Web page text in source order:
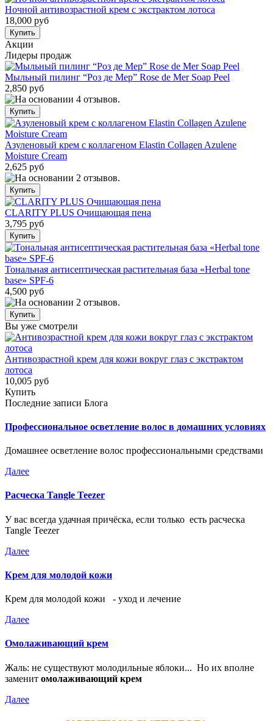
Ночной антивозрастной крем с экстрактом лотоса
18,000 руб
Акции
Лидеры продаж
Мыльный пилинг “Роз де Мер” Rose de Mer Soap Peel
2,850 руб
Азуленовый крем с коллагеном Elastin Collagen Azulene
Moisture Cream
2,625 руб
CLARITY PLUS Очищающая пена
3,795 руб
Тональная антисептическая растительная база «Herbal tone
base» SPF-6
4,500 руб
Вы уже смотрели
Антивозрастной крем для кожи вокруг глаз с экстрактом
лотоса
10,005 руб
Купить
Последние записи Блога
Профессиональное осветление волос в домашних условиях
Домашнее осветление волос профессиональными средствами
Далее
Расческа Tangle Teezer
У вас всегда удачная причёска, если только есть расческа
Tangle Teezer
Далее
Крем для молодой кожи
Крем для молодой кожи - уход и лечение
Далее
Омолаживающий крем
Жаль: не существуют молодильные яблоки... Но их вполне
заменит омолаживающий крем
Далее